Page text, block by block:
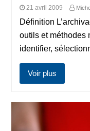
21 avril 2009
Définition
outils et méthodes
identifier,
Voir plus